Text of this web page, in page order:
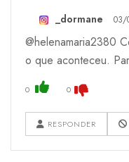
_dormane 03/
@helenamaria2380
o que aconteceu.
0 0
RESPONDER